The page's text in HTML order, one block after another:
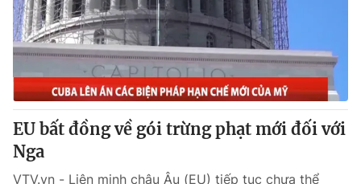
Tin tức
Thế giới đó đây
Câu chuyện quốc tế
Kinh tế
Thị trường
Góc doanh nghiệp
Dữ liệu và đời sống
Truyền hình
Phim VTV
Giải trí
EU bất đồng về gói trừng phạt mới đối với
Nga
VTV.vn - Liên minh châu Âu (EU) tiếp tục chưa thể